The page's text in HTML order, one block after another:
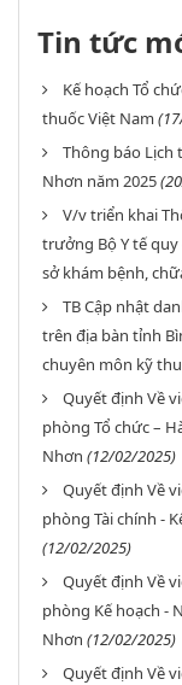
Tin tức
Kế hoạch Tổ
thuốc Việt Nam
Thông báo Lịch
Nhơn năm 2025
V/v triển khai
trưởng Bộ Y tế
sở khám bệnh,
TB Cập nhật
trên địa bàn tỉnh
chuyên môn kỹ
Quyết định Về
phòng Tổ chức –
Nhơn (12/02/2025)
Quyết định Về
phòng Tài chính -
(12/02/2025)
Quyết định Về
phòng Kế hoạch -
Nhơn (12/02/2025)
Quyết định Về